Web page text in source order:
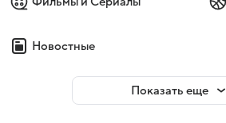
Новостные
Показать еще